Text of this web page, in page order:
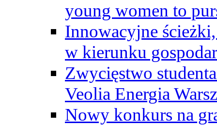
young women to
Innowacyjne
w kierunku
Zwycięstwo
Veolia Energia
Nowy konkurs na